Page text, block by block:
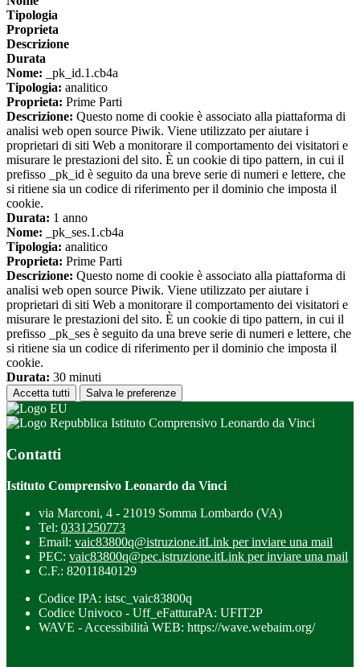
Tipologia
Proprieta
Descrizione
Durata
Nome: _pk_id.1.cb4a
Tipologia: analitico
Proprieta: Prime Parti
Descrizione: Questo nome di cookie è associato alla piattaforma di
analisi web open source Piwik. Viene utilizzato per aiutare i
proprietari di siti Web a monitorare il comportamento dei visitatori e
misurare le prestazioni del sito. È un cookie di tipo pattern, in cui il
prefisso _pk_id è seguito da una breve serie di numeri e lettere, che
si ritiene sia un codice di riferimento per il dominio che imposta il
cookie.
Durata: 1 anno
Nome: _pk_ses.1.cb4a
Tipologia: analitico
Proprieta: Prime Parti
Descrizione: Questo nome di cookie è associato alla piattaforma di
analisi web open source Piwik. Viene utilizzato per aiutare i
proprietari di siti Web a monitorare il comportamento dei visitatori e
misurare le prestazioni del sito. È un cookie di tipo pattern, in cui il
prefisso _pk_ses è seguito da una breve serie di numeri e lettere, che
si ritiene sia un codice di riferimento per il dominio che imposta il
cookie.
Durata: 30 minuti
Accetta tutti Salva le preferenze
Istituto Comprensivo Leonardo da Vinci
Contatti
Istituto Comprensivo Leonardo da Vinci
via Marconi, 4 - 21019 Somma Lombardo (VA)
Tel: 0331250773
Email: vaic83800q@istruzione.itLink per inviare una mail
PEC: vaic83800q@pec.istruzione.itLink per inviare una mail
C.F.: 82011840129
Codice IPA: istsc_vaic83800q
Codice Univoco - Uff_eFatturaPA: UFIT2P
WAVE - Accessibilità WEB: https://wave.webaim.org/